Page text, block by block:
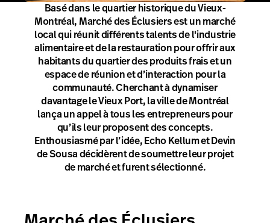
Basé dans le quartier historique du Vieux-
Montréal, Marché des Éclusiers est un marché
local qui réunit différents talents de l'industrie
alimentaire et de la restauration pour offrir aux
habitants du quartier des produits frais et un
espace de réunion et d’interaction pour la
communauté. Cherchant à dynamiser
davantage le Vieux Port, la ville de Montréal
lança un appel à tous les entrepreneurs pour
qu’ils leur proposent des concepts.
Enthousiasmé par l’idée, Echo Kellum et Devin
de Sousa décidèrent de soumettre leur projet
de marché et furent sélectionné.